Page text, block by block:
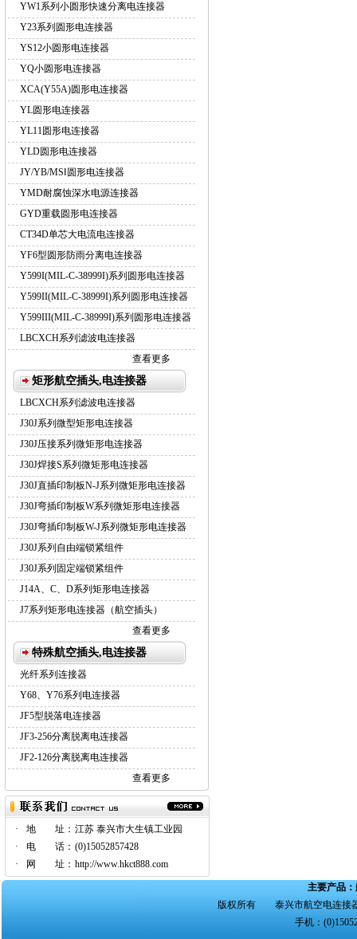
YW1系列小圆形快速分离电连接器
Y23系列圆形电连接器
YS12小圆形电连接器
YQ小圆形电连接器
XCA(Y55A)圆形电连接器
YL圆形电连接器
YL11圆形电连接器
YLD圆形电连接器
JY/YB/MSⅠ圆形电连接器
YMD耐腐蚀深水电源连接器
GYD重载圆形电连接器
CT34D单芯大电流电连接器
YF6型圆形防雨分离电连接器
Y599I(MIL-C-38999I)系列圆形电连接器
Y599II(MIL-C-38999I)系列圆形电连接器
Y599III(MIL-C-38999I)系列圆形电连接器
LBCXCH系列滤波电连接器
查看更多
矩形航空插头,电连接器
LBCXCH系列滤波电连接器
J30J系列微型矩形电连接器
J30J压接系列微矩形电连接器
J30J焊接S系列微矩形电连接器
J30J直插印制板N-J系列微矩形电连接器
J30J弯插印制板W系列微矩形电连接器
J30J弯插印制板W-J系列微矩形电连接器
J30J系列自由端锁紧组件
J30J系列固定端锁紧组件
J14A、C、D系列矩形电连接器
J7系列矩形电连接器（航空插头）
查看更多
特殊航空插头,电连接器
光纤系列连接器
Y68、Y76系列电连接器
JF5型脱落电连接器
JF3-256分离脱离电连接器
JF2-126分离脱离电连接器
查看更多
· 地 址： 江苏 泰兴市大生镇工业园
·
电 话： (0)15052857428
·
网 址： http://www.hkct888.com
主要产品：
版权所有 泰兴市航空电连接
手机：